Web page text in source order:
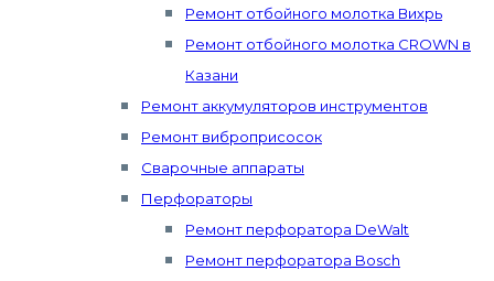
Ремонт отбойного молотка Вихрь
Ремонт отбойного молотка CROWN в
Казани
Ремонт аккумуляторов инструментов
Ремонт виброприсосок
Сварочные аппараты
Перфораторы
Ремонт перфоратора DeWalt
Ремонт перфоратора Bosch